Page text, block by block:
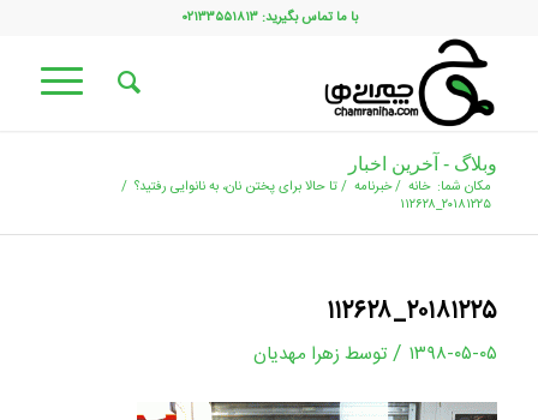
با ما تماس بگیرید: ۰۲۱۳۳۵۵۱۸۱۳
وبلاگ - آخرین اخبار
مکان شما: خانه /خبرنامه /تا حالا برای پختن نان، به نانوایی رفتید؟ /
۲۰۱۸۱۲۲۵_۱۱۲۶۲۸
۲۰۱۸۱۲۲۵_۱۱۲۶۲۸
۱۳۹۸-۰۵-۰۵ / توسط زهرا مهدیان